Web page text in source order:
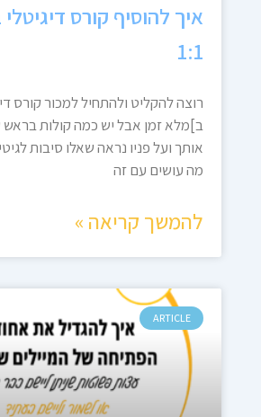
איך להוסיף קורס
1:1
רוצה להקליט ולהתחיל למכור קורס
ב]מלא זמן אבל יש כמה קולות
אותך ועל פניו נראה שאלו סיבות
מה עושים עם זה
להמשך קריאה »
ARTICLE